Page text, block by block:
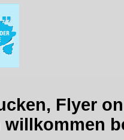
Flyer